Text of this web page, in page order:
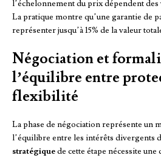
l’échelonnement du prix dépendent des
La pratique montre qu’une garantie de
représenter jusqu’à 15% de la valeur
Négociation et
l’équilibre entre
flexibilité
La phase de négociation représente un
l’équilibre entre les intérêts divergents
stratégiquede cette étape nécessite